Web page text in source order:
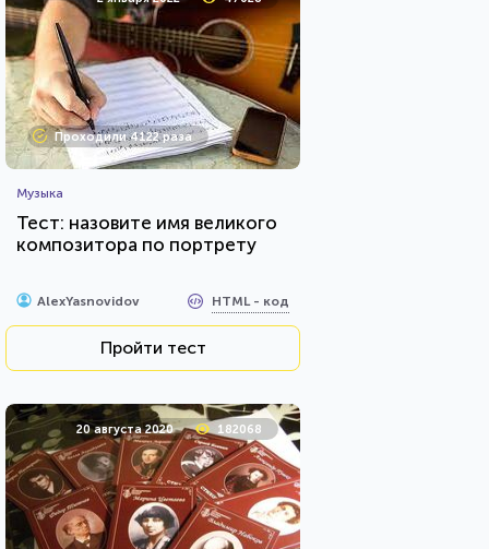
Проходили 4122 раза
Музыка
Тест: назовите имя великого
композитора по портрету
AlexYasnovidov HTML - код
Пройти тест
20 августа 2020 182068